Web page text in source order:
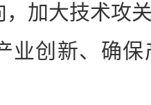
加大技术攻
业创新、确